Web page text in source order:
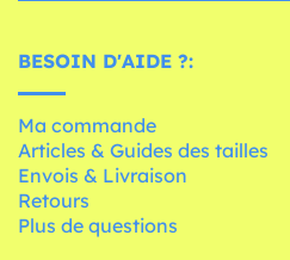
BESOIN D'AIDE ?:
Ma commande
Articles & Guides des tailles
Envois & Livraison
Retours
Plus de questions